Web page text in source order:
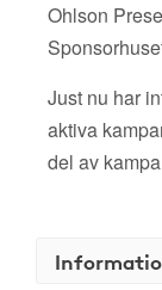
Ohlson
Just nu har
aktiva
del av